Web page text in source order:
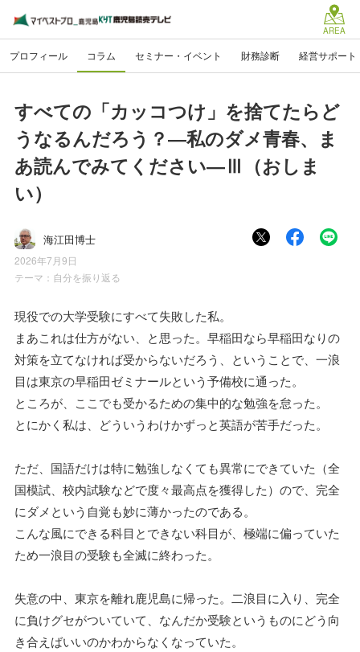
AREA
プロフィール コラム セミナー・イベント 財務診断 経営サポート
すべての「カッコつけ」を捨てたらど
うなるんだろう？―私のダメ青春、ま
あ読んでみてください―Ⅲ（おしま
い）
海江田博士
2026年7月9日
テーマ： 自分を振り返る
現役での大学受験にすべて失敗した私。
まあこれは仕方がない、と思った。早稲田なら早稲田なりの
対策を立てなければ受からないだろう、ということで、一浪
目は東京の早稲田ゼミナールという予備校に通った。
ところが、ここでも受かるための集中的な勉強を怠った。
とにかく私は、どういうわけかずっと英語が苦手だった。
ただ、国語だけは特に勉強しなくても異常にできていた（全
国模試、校内試験などで度々最高点を獲得した）ので、完全
にダメという自覚も妙に薄かったのである。
こんな風にできる科目とできない科目が、極端に偏っていた
ため一浪目の受験も全滅に終わった。
失意の中、東京を離れ鹿児島に帰った。二浪目に入り、完全
に負けグセがついていて、なんだか受験というものにどう向
き合えばいいのかわからなくなっていた。